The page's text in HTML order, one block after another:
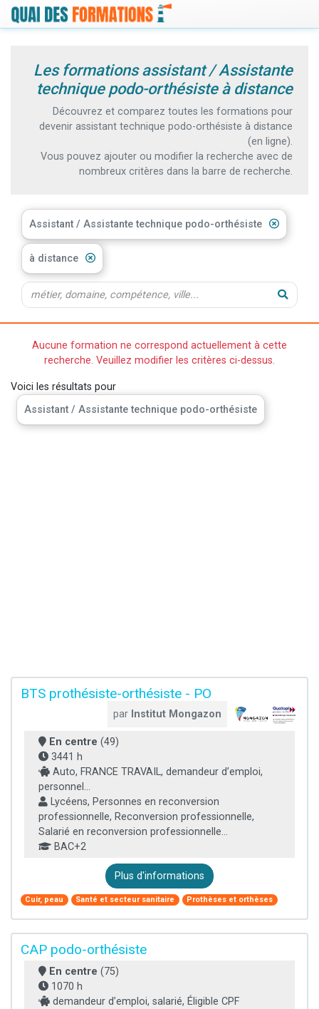
Les formations assistant / Assistante
technique podo-orthésiste à distance
Découvrez et comparez toutes les formations pour
devenir assistant technique podo-orthésiste à distance
(en ligne).
Vous pouvez ajouter ou modifier la recherche avec de
nombreux critères dans la barre de recherche.
Assistant / Assistante technique podo-orthésiste
à distance
Aucune formation ne correspond actuellement à cette
recherche. Veuillez modifier les critères ci-dessus.
Voici les résultats pour
Assistant / Assistante technique podo-orthésiste
BTS prothésiste-orthésiste - PO
par Institut Mongazon
En centre (49)
3441 h
Auto, FRANCE TRAVAIL, demandeur d’emploi,
personnel...
Lycéens, Personnes en reconversion
professionnelle, Reconversion professionnelle,
Salarié en reconversion professionnelle...
BAC+2
Plus d'informations
Cuir, peau Santé et secteur sanitaire Prothèses et orthèses
CAP podo-orthésiste
En centre (75)
1070 h
demandeur d’emploi, salarié, Éligible CPF